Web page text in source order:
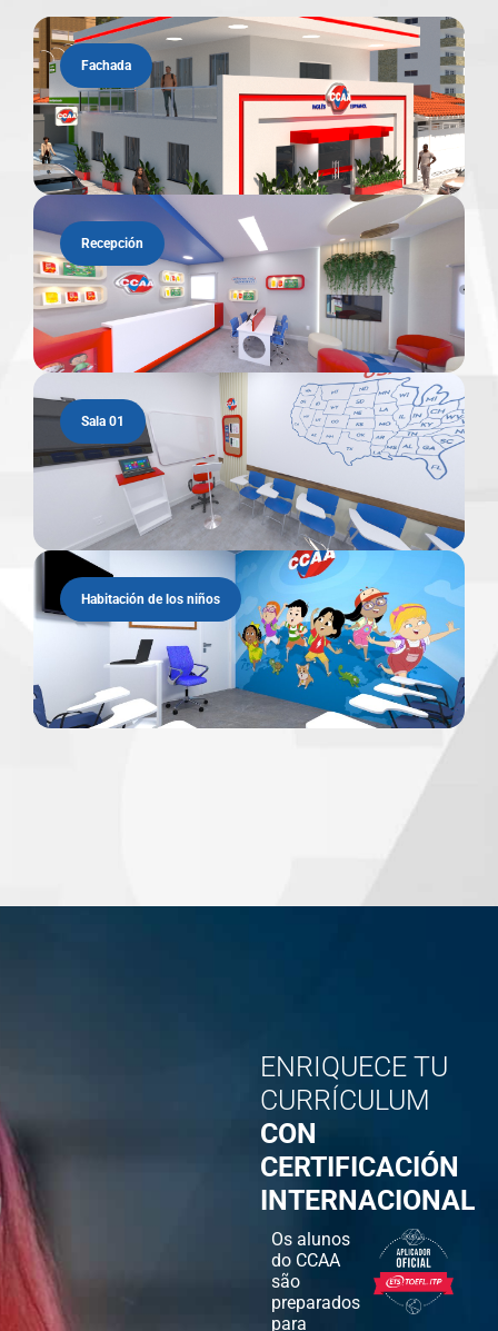
Fachada
Recepción
Sala 01
Habitación de los niños
ENRIQUECE TU
CURRÍCULUM
CON
CERTIFICACIÓN
INTERNACIONAL
Os alunos
do CCAA
são
preparados
para